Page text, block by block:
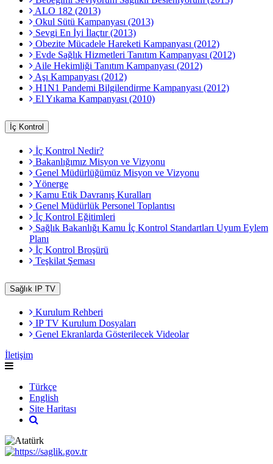
ALO 182 (2013)
Okul Sütü Kampanyası (2013)
Sevgi En İyi İlaçtır (2013)
Obezite Mücadele Hareketi Kampanyası (2012)
Evde Sağlık Hizmetleri Tanıtım Kampanyası (2012)
Aile Hekimliği Tanıtım Kampanyası (2012)
Aşı Kampanyası (2012)
H1N1 Pandemi Bilgilendirme Kampanyası (2012)
El Yıkama Kampanyası (2010)
İç Kontrol
İç Kontrol Nedir?
Bakanlığımız Misyon ve Vizyonu
Genel Müdürlüğümüz Misyon ve Vizyonu
Yönerge
Kamu Etik Davranış Kuralları
Genel Müdürlük Personel Toplantısı
İç Kontrol Eğitimleri
Sağlık Bakanlığı Kamu İç Kontrol Standartları Uyum Eylem
Planı
İç Kontrol Broşürü
Teşkilat Şeması
Sağlık IP TV
Kurulum Rehberi
IP TV Kurulum Dosyaları
Genel Ekranlarda Gösterilecek Videolar
İletişim
Türkçe
English
Site Haritası